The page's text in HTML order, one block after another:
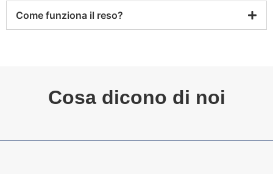
Come funziona il reso?
Cosa dicono di noi